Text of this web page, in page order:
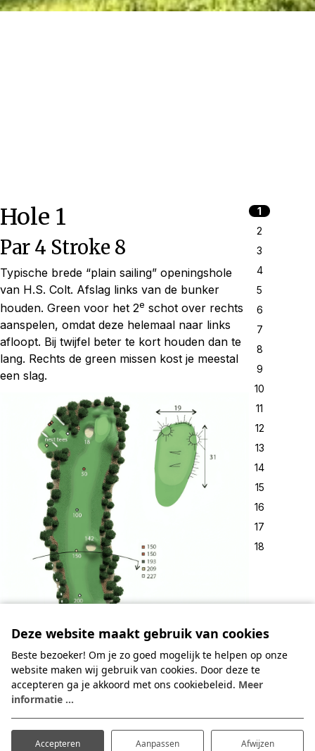
Hole 1
Par 4 Stroke 8
Typische brede “plain sailing” openingshole
van H.S. Colt. Afslag links van de bunker
houden. Green voor het 2e schot over rechts
aanspelen, omdat deze helemaal naar links
afloopt. Bij twijfel beter te kort houden dan te
lang. Rechts de green missen kost je meestal
een slag.
1
2
3
4
5
6
7
8
9
10
11
12
13
14
15
16
17
18
Deze website maakt gebruik van cookies
Beste bezoeker! Om je zo goed mogelijk te helpen op onze
website maken wij gebruik van cookies. Door deze te
accepteren ga je akkoord met ons cookiebeleid. Meer
informatie ...
Accepteren Aanpassen Afwijzen